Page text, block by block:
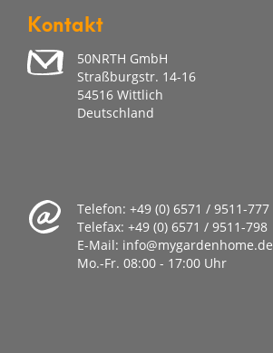
Kontakt
50NRTH GmbH
Straßburgstr. 14-16
54516 Wittlich
Deutschland
Telefon: +49 (0) 6571 / 9511-777
Telefax: +49 (0) 6571 / 9511-798
E-Mail: info@mygardenhome.de
Mo.-Fr. 08:00 - 17:00 Uhr